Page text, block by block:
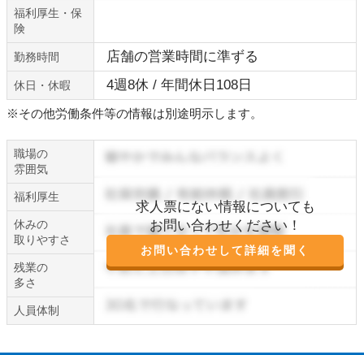
福利厚生・保
険
勤務時間 店舗の営業時間に準ずる
休日・休暇 4週8休 / 年間休日108日
※その他労働条件等の情報は別途明示します。
職場の
雰囲気
求人票にない情報についても
お問い合わせください！
お問い合わせして詳細を聞く
福利厚生
休みの
取りやすさ
残業の
多さ
人員体制